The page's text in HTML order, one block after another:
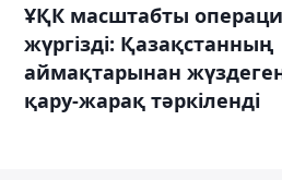
ҰҚК масштабты
жүргізді: Қазақстанның
аймақтарынан
қару-жарақ тәркіленді